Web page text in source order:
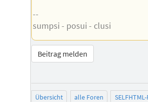
--
sumpsi - posui - clusi
Beitrag melden
Übersicht alle Foren